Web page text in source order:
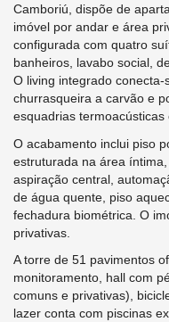
Camboriú, dispõe de
imóvel por andar e área
configurada com quatro
banheiros, lavabo social,
O living integrado
churrasqueira a carvão e
esquadrias
O acabamento inclui piso
estruturada na área
aspiração central,
de água quente, piso
fechadura biométrica. O
privativas.
A torre de 51 pavimentos
monitoramento, hall com
comuns e privativas),
lazer conta com piscinas